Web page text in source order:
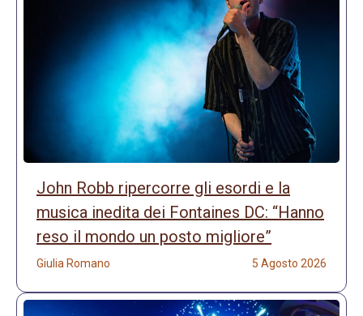
John Robb ripercorre gli esordi e la
musica inedita dei Fontaines DC: “Hanno
reso il mondo un posto migliore”
Giulia Romano 5 Agosto 2026